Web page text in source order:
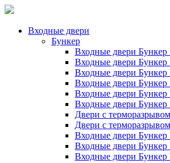
Входные двери
Бункер
Входные двери Бункер
Входные двери Бункер
Входные двери Бункер
Входные двери Бункер
Входные двери Бункер
Входные двери Бункер
Двери с
Двери с
Входные двери Бункер
Входные двери Бункер
Входные двери Бункер